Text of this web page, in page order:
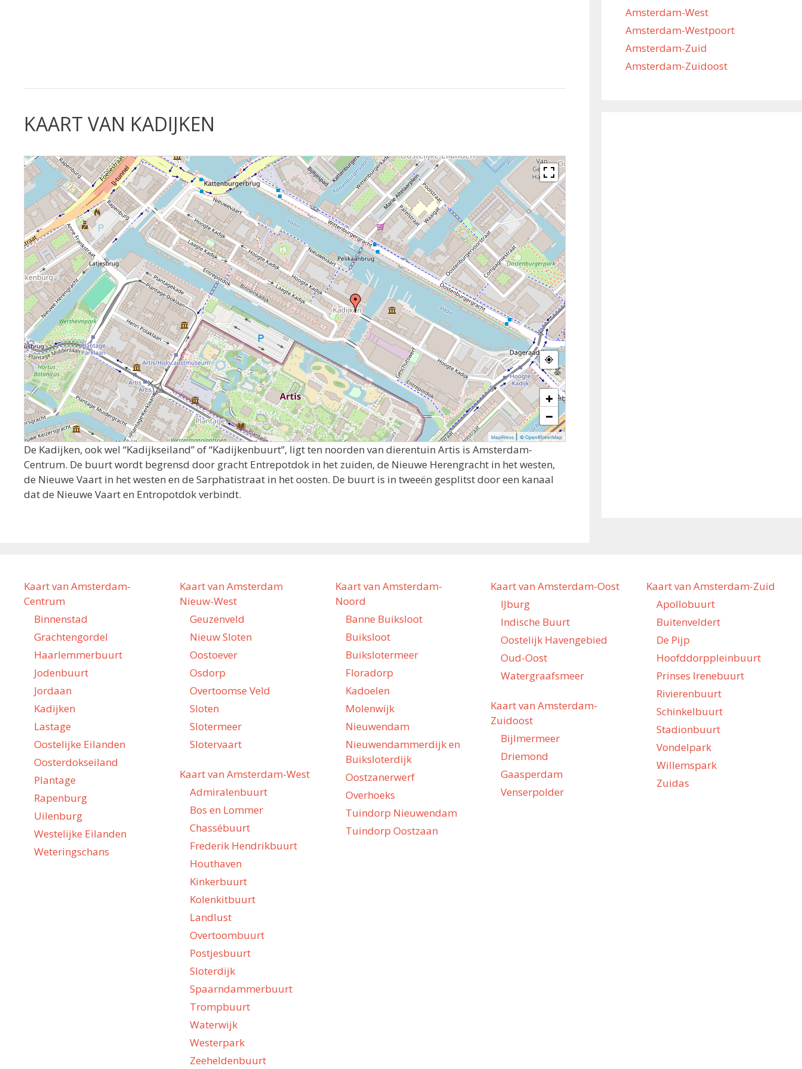
KAART VAN KADIJKEN
+
−
MapPress © OpenStreetMap
De Kadijken, ook wel “Kadijkseiland” of “Kadijkenbuurt”, ligt ten noorden van dierentuin Artis is Amsterdam-
Centrum. De buurt wordt begrensd door gracht Entrepotdok in het zuiden, de Nieuwe Herengracht in het westen,
de Nieuwe Vaart in het westen en de Sarphatistraat in het oosten. De buurt is in tweeën gesplitst door een kanaal
dat de Nieuwe Vaart en Entropotdok verbindt.
Amsterdam-West
Amsterdam-Westpoort
Amsterdam-Zuid
Amsterdam-Zuidoost
Kaart van Amsterdam-
Centrum
Binnenstad
Grachtengordel
Haarlemmerbuurt
Jodenbuurt
Jordaan
Kadijken
Lastage
Oostelijke Eilanden
Oosterdokseiland
Plantage
Rapenburg
Uilenburg
Westelijke Eilanden
Weteringschans
Kaart van Amsterdam
Nieuw-West
Geuzenveld
Nieuw Sloten
Oostoever
Osdorp
Overtoomse Veld
Sloten
Slotermeer
Slotervaart
Kaart van Amsterdam-West
Admiralenbuurt
Bos en Lommer
Chassébuurt
Frederik Hendrikbuurt
Houthaven
Kinkerbuurt
Kolenkitbuurt
Landlust
Overtoombuurt
Postjesbuurt
Sloterdijk
Spaarndammerbuurt
Trompbuurt
Waterwijk
Westerpark
Zeeheldenbuurt
Kaart van Amsterdam-
Noord
Banne Buiksloot
Buiksloot
Buikslotermeer
Floradorp
Kadoelen
Molenwijk
Nieuwendam
Nieuwendammerdijk en
Buiksloterdijk
Oostzanerwerf
Overhoeks
Tuindorp Nieuwendam
Tuindorp Oostzaan
Kaart van Amsterdam-Oost
IJburg
Indische Buurt
Oostelijk Havengebied
Oud-Oost
Watergraafsmeer
Kaart van Amsterdam-
Zuidoost
Bijlmermeer
Driemond
Gaasperdam
Venserpolder
Kaart van Amsterdam-Zuid
Apollobuurt
Buitenveldert
De Pijp
Hoofddorppleinbuurt
Prinses Irenebuurt
Rivierenbuurt
Schinkelbuurt
Stadionbuurt
Vondelpark
Willemspark
Zuidas